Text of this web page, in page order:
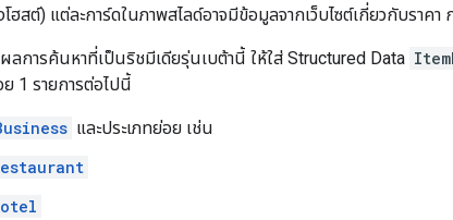
โฮสต์) แต่ละการ์ดในภาพสไลด์อาจมีข้อมูลจากเว็บไซต์เกี่ยวกับราค
ลการค้นหาที่เป็นริชมีเดียรุ่นเบต้านี้ ให้ใส่ Structured Data
1 รายการต่อไปนี้
และประเภทย่อย เช่น